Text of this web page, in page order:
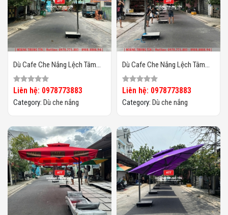
Dù Cafe Che Nắng Lệch Tâm
Vuông 3m HTT-05
Liên hệ: 0978773883
Category: Dù che nắng
Dù Cafe Che Nắng Lệch Tâm
Vuông 3m HTT-04
Liên hệ: 0978773883
Category: Dù che nắng